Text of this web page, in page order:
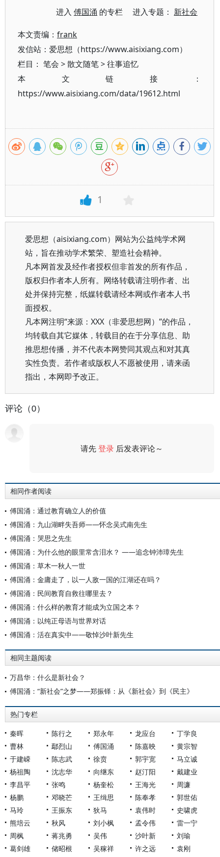
进入傅国涌 的专栏 进入专题： 新社会
本文责编： frank
发信站：爱思想（https://www.aisixiang.com）
栏目： 笔会 >散文随笔>往事追忆
本文链接：
https://www.aisixiang.com/data/19612.html
1
爱思想（aisixiang.com）网站为公益纯学术网
站，旨在推动学术繁荣、塑造社会精神。
凡本网首发及经作者授权但非首发的所有作品，
版权归作者本人所有。网络转载请注明作者、出
处并保持完整，纸媒转载请经本网或作者本人书
面授权。
凡本网注明“来源：XXX（非爱思想网）”的作品，
均转载自其它媒体，转载目的在于分享信息、助
推思想传播，并不代表本网赞同其观点和对其真
实性负责。若作者或版权人不愿被使用，请来函
指出，本网即予改正。
评论（0）
请先登录 后发表评论～
相同作者阅读
傅国涌：通过教育确立人的价值
傅国涌：九山湖畔失吾师——怀念吴式南先生
傅国涌：哭思之先生
傅国涌：为什么他的眼里常含泪水？ ——追念钟沛璋先生
傅国涌：草木一秋人一世
傅国涌：金庸走了，以一人敌一国的江湖还在吗？
傅国涌：民间教育自救往哪里去？
傅国涌：什么样的教育才能成为立国之本？
傅国涌：以纯正母语与世界对话
傅国涌：活在真实中——敬悼沙叶新先生
相同主题阅读
万昌华：什么是新社会？
傅国涌：“新社会”之梦——郑振铎：从《新社会》到《民主》
热门专栏
秦晖 陈行之 郑永年 龙应台
丁学良
曹林
鄢烈山 傅国涌 陈嘉映
黄宗智
于建嵘
陈志武 徐贲 郭宇宽
马立诚
杨祖陶
沈志华 向继东 赵汀阳
戴建业
李昌平
张鸣 杨奎松 王海光
周濂
杨鹏
邓晓芒 王缉思 陈奉孝
郭世佑
马玲
王振东 狄马 袁伟时
史啸虎
熊培云
秋风 刘小枫 孟令伟
雷一宁
周枫
蒋兆勇 吴伟 沙叶新
刘瑜
葛剑雄
储昭根 吴稼祥 许之远
袁刚